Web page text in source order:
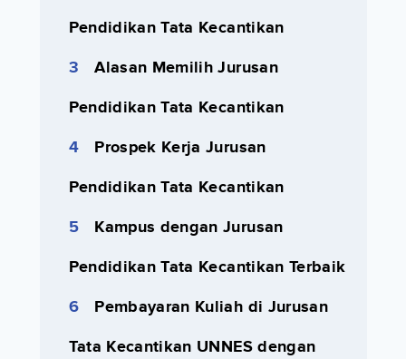
Pendidikan Tata Kecantikan
Alasan Memilih Jurusan
Pendidikan Tata Kecantikan
Prospek Kerja Jurusan
Pendidikan Tata Kecantikan
Kampus dengan Jurusan
Pendidikan Tata Kecantikan Terbaik
Pembayaran Kuliah di Jurusan
Tata Kecantikan UNNES dengan